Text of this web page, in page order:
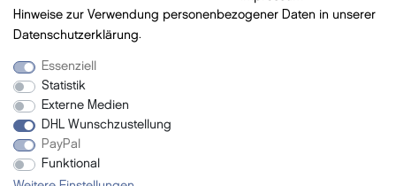
Versandmit DHL
Newsletter
- Neue Beauty Produkte
- Exclusive Angebote
- Promotion-Geschenke
Hinweise zur Verwendung personenbezogener Daten in unserer
Daten­schutz­erklärung.
Essenziell
Statistik
Externe Medien
DHL Wunschzustellung
PayPal
Funktional